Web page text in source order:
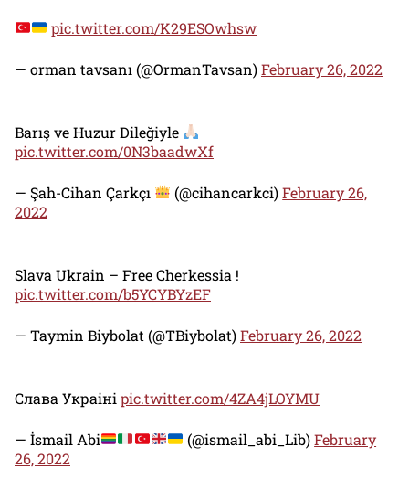
pic.twitter.com/K29ESOwhsw
— orman tavsanı (@OrmanTavsan)February 26, 2022
Barış ve Huzur Dileğiyle
pic.twitter.com/0N3baadwXf
— Şah-Cihan Çarkçı (@cihancarkci)February 26,
2022
Slava Ukrain – Free Cherkessia !
pic.twitter.com/b5YCYBYzEF
— Taymin Biybolat (@TBiybolat)February 26, 2022
Слава Украiнi pic.twitter.com/4ZA4jLOYMU
— İsmail Abi (@ismail_abi_Lib)February
26, 2022